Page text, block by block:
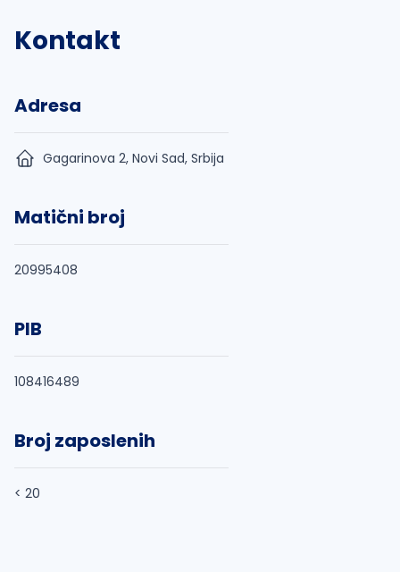
Kontakt
Adresa
Gagarinova 2, Novi Sad, Srbija
Matični broj
20995408
PIB
108416489
Broj zaposlenih
< 20